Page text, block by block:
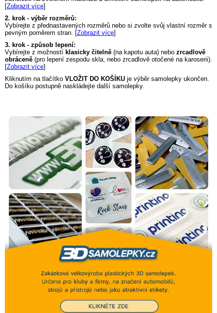
[Zobrazit více]
2. krok - výběr rozměrů:
Vybírejte z přednastavených rozměrů nebo si zvolte svůj vlastní rozměr s
pevným poměrem stran. [Zobrazit více]
3. krok - způsob lepení:
Vybírejte z možností klasicky čitelně (na kapotu auta) nebo zrcadlově
obráceně (pro lepení zespodu skla, nebo zrcadlově otočené na karoserii).
[Zobrazit více]
Kliknutím na tlačítko VLOŽIT DO KOŠÍKU je výběr samolepky ukončen.
Do košíku postupně naskládejte další samolepky.